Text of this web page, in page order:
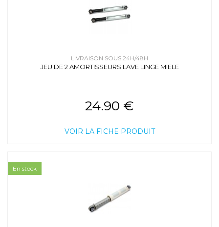
LIVRAISON SOUS 24H/48H
JEU DE 2 AMORTISSEURS LAVE LINGE MIELE
24.90 €
VOIR LA FICHE PRODUIT
En stock